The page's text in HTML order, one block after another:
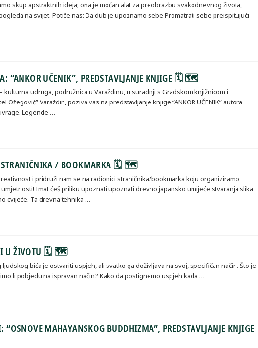
skup apstraktnih ideja; ona je moćan alat za preobrazbu svakodnevnog života,
na svijet. Potiče nas: Da dublje upoznamo sebe Promatrati sebe preispitujući
“ANKOR UČENIK”, PREDSTAVLJANJE KNJIGE 🗓 🗺
kulturna udruga, podružnica u Varaždinu, u suradnji s Gradskom knjižnicom i
Ožegović” Varaždin, poziva vas na predstavljanje knjige “ANKOR UČENIK” autora
Legende …
STRANIČNIKA / BOOKMARKA 🗓 🗺
i pridruži nam se na radionici straničnika/bookmarka koju organiziramo
Imat ćeš priliku upoznati upoznati drevno japansko umijeće stvaranja slika
cvijeće. Ta drevna tehnika …
U ŽIVOTU 🗓 🗺
bića je ostvariti uspjeh, ali svatko ga doživljava na svoj, specifičan način. Što je
li pobjedu na ispravan način? Kako da postignemo uspjeh kada …
“OSNOVE MAHAYANSKOG BUDDHIZMA”, PREDSTAVLJANJE KNJIGE